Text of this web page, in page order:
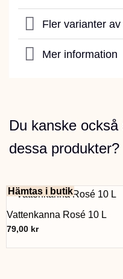
Fler varianter
Mer information
Du kanske
dessa produkter?
Hämtas i butik
Vattenkanna Rosé 10 L
79,00 kr